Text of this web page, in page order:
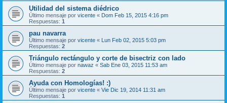
Utilidad del sistema diédrico
Último mensaje por vicente « Dom Feb 15, 2015 4:16 pm
Respuestas: 1
pau navarra
Último mensaje por vicente « Lun Feb 02, 2015 5:03 pm
Respuestas: 2
Triángulo rectángulo y corte de bisectriz con lado
Último mensaje por nawaz « Sab Ene 03, 2015 11:53 am
Respuestas: 2
Ayuda con Homologías! :)
Último mensaje por vicente « Vie Dic 19, 2014 11:31 am
Respuestas: 1